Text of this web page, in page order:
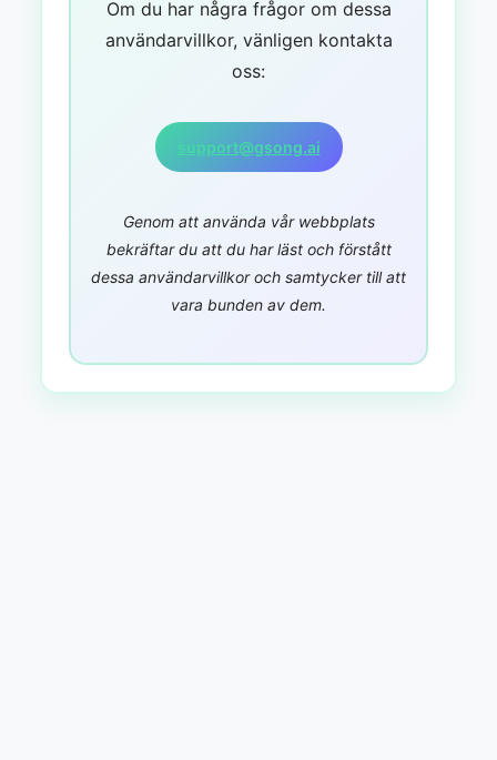
Om du har några frågor om dessa
användarvillkor, vänligen kontakta
oss:
support@gsong.ai
Genom att använda vår webbplats
bekräftar du att du har läst och förstått
dessa användarvillkor och samtycker till att
vara bunden av dem.